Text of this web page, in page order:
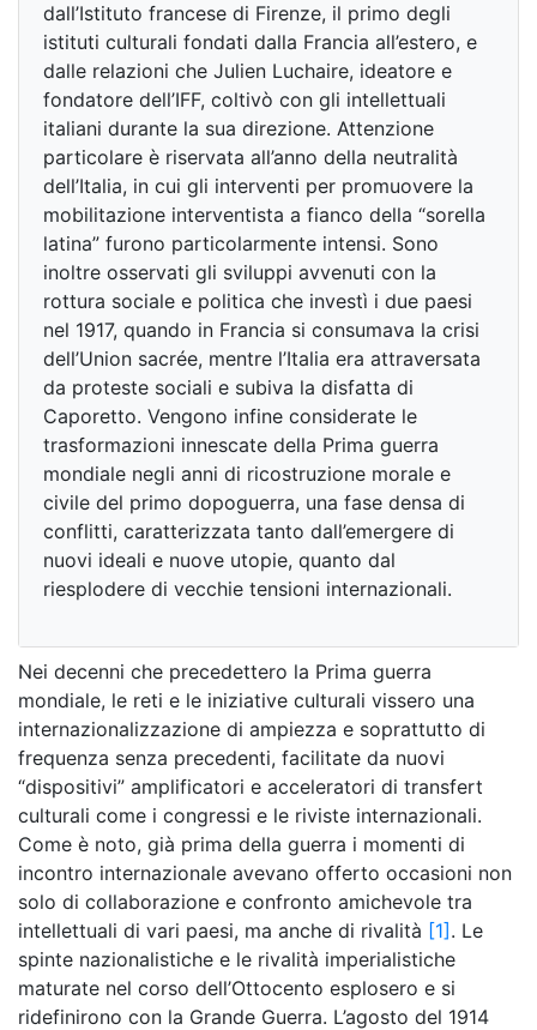
dall’Istituto francese di Firenze, il primo degli
istituti culturali fondati dalla Francia all’estero, e
dalle relazioni che Julien Luchaire, ideatore e
fondatore dell’IFF, coltivò con gli intellettuali
italiani durante la sua direzione. Attenzione
particolare è riservata all’anno della neutralità
dell’Italia, in cui gli interventi per promuovere la
mobilitazione interventista a fianco della “sorella
latina” furono particolarmente intensi. Sono
inoltre osservati gli sviluppi avvenuti con la
rottura sociale e politica che investì i due paesi
nel 1917, quando in Francia si consumava la crisi
dell’Union sacrée, mentre l’Italia era attraversata
da proteste sociali e subiva la disfatta di
Caporetto. Vengono infine considerate le
trasformazioni innescate della Prima guerra
mondiale negli anni di ricostruzione morale e
civile del primo dopoguerra, una fase densa di
conflitti, caratterizzata tanto dall’emergere di
nuovi ideali e nuove utopie, quanto dal
riesplodere di vecchie tensioni internazionali.
Nei decenni che precedettero la Prima guerra
mondiale, le reti e le iniziative culturali vissero una
internazionalizzazione di ampiezza e soprattutto di
frequenza senza precedenti, facilitate da nuovi
“dispositivi” amplificatori e acceleratori di transfert
culturali come i congressi e le riviste internazionali.
Come è noto, già prima della guerra i momenti di
incontro internazionale avevano offerto occasioni non
solo di collaborazione e confronto amichevole tra
intellettuali di vari paesi, ma anche di rivalità [1] . Le
spinte nazionalistiche e le rivalità imperialistiche
maturate nel corso dell’Ottocento esplosero e si
ridefinirono con la Grande Guerra. L’agosto del 1914